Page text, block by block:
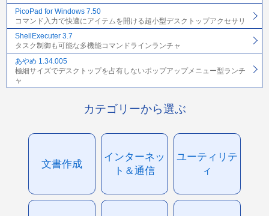
PicoPad for Windows 7.50
コマンド入力で快適にアイテムを開ける超小型デスクトップアクセサリ
ShellExecuter 3.7
タスク制御も可能な多機能コマンドラインランチャ
あやめ 1.34.005
極細サイズでデスクトップを占有しないポップアップメニュー型ランチ
ャ
カテゴリーから選ぶ
文書作成
インターネッ
ト＆通信
ユーティリテ
ィ